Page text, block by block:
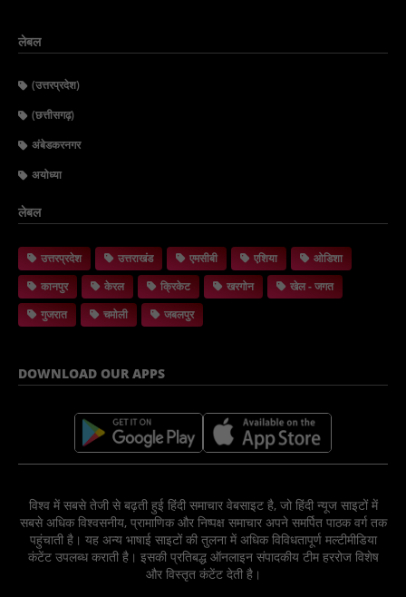
लेबल
(उत्तरप्रदेश)
(छत्तीसगढ़)
अंबेडकरनगर
अयोध्या
लेबल
उत्तरप्रदेश उत्तराखंड एमसीबी एशिया
ओडिशा
कानपुर
केरल क्रिकेट खरगोन
खेल - जगत
गुजरात
चमोली जबलपुर
DOWNLOAD OUR APPS
विश्व में सबसे तेजी से बढ़ती हुई हिंदी समाचार वेबसाइट है, जो हिंदी न्यूज साइटों में
सबसे अधिक विश्वसनीय, प्रामाणिक और निष्पक्ष समाचार अपने समर्पित पाठक वर्ग तक
पहुंचाती है। यह अन्य भाषाई साइटों की तुलना में अधिक विविधतापूर्ण मल्टीमीडिया
कंटेंट उपलब्ध कराती है। इसकी प्रतिबद्ध ऑनलाइन संपादकीय टीम हररोज विशेष
और विस्तृत कंटेंट देती है।